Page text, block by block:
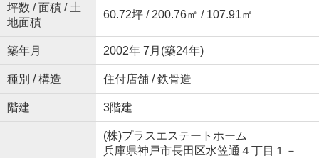
坪数 / 面積 / 土
地面積
60.72坪 / 200.76㎡ / 107.91㎡
築年月 2002年 7月(築24年)
種別 / 構造 住付店舗 / 鉄骨造
階建 3階建
(株)プラスエステートホーム
兵庫県神戸市長田区水笠通４丁目１－